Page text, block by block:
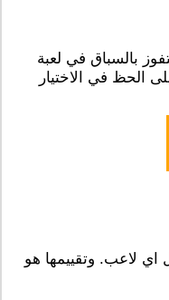
بالسباق في لعبة
الحظ في الاختيار
اي لاعب. وتقييمها هو